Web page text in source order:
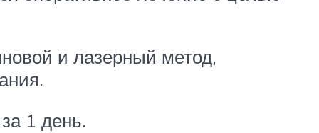
и лазерный метод,
1 день.